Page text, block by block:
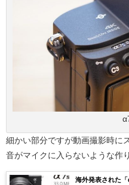
細かい部分ですが動画撮影時に
音がマイクに入らないような作
海外発表された